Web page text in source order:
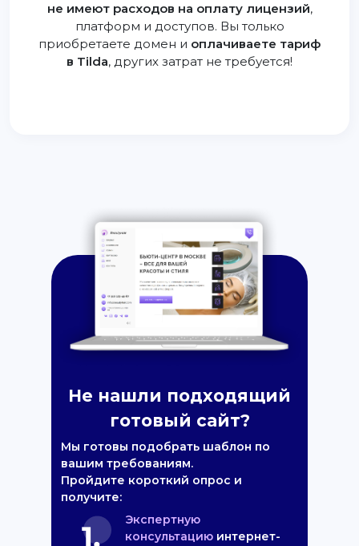
не имеют расходов на оплату лицензий,
платформ и доступов. Вы только
приобретаете домен и оплачиваете тариф
в Tilda, других затрат не требуется!
Не нашли подходящий
готовый сайт?
Мы готовы подобрать шаблон по
вашим требованиям.
Пройдите короткий опрос и
получите:
Экспертную
консультацию интернет-